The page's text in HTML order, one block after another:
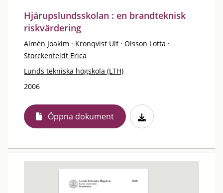
Hjärupslundsskolan : en brandteknisk
riskvärdering
Almén Joakim · Kronqvist Ulf · Olsson Lotta ·
Storckenfeldt Erica
Lunds tekniska högskola (LTH)
2006
Öppna dokument